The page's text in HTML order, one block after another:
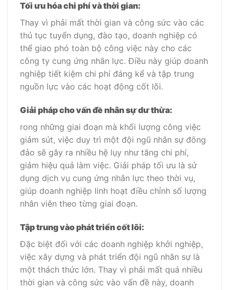
Tối ưu hóa chi phí và thời gian:
Thay vì phải mất thời gian và công sức vào các
thủ tục tuyển dụng, đào tạo, doanh nghiệp có
thể giao phó toàn bộ công việc này cho các
công ty cung ứng nhân lực. Điều này giúp doanh
nghiệp tiết kiệm chi phí đáng kể và tập trung
nguồn lực vào các hoạt động cốt lõi.
Giải pháp cho vấn đề nhân sự dư thừa:
rong những giai đoạn mà khối lượng công việc
giảm sút, việc duy trì một đội ngũ nhân sự đông
đảo sẽ gây ra nhiều hệ lụy như tăng chi phí,
giảm hiệu quả làm việc. Giải pháp tối ưu là sử
dụng dịch vụ cung ứng nhân lực theo thời vụ,
giúp doanh nghiệp linh hoạt điều chỉnh số lượng
nhân viên theo từng giai đoạn.
Tập trung vào phát triển cốt lõi:
Đặc biệt đối với các doanh nghiệp khởi nghiệp,
việc xây dựng và phát triển đội ngũ nhân sự là
một thách thức lớn. Thay vì phải mất quá nhiều
thời gian và công sức vào vấn đề này, doanh